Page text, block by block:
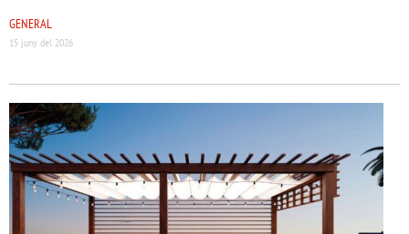
GENERAL
15 juny del 2026